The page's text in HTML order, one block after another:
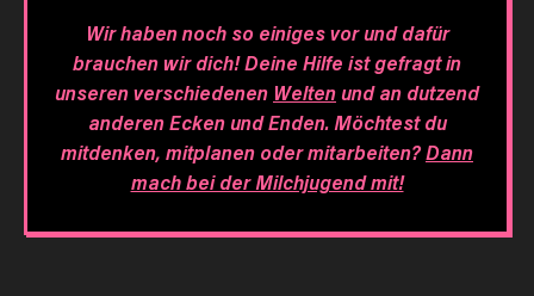
Wir haben noch so einiges vor und dafür
brauchen wir dich! Deine Hilfe ist gefragt in
unseren verschiedenen Weltenund an dutzend
anderen Ecken und Enden. Möchtest du
mitdenken, mitplanen oder mitarbeiten?Dann
mach bei der Milchjugend mit!